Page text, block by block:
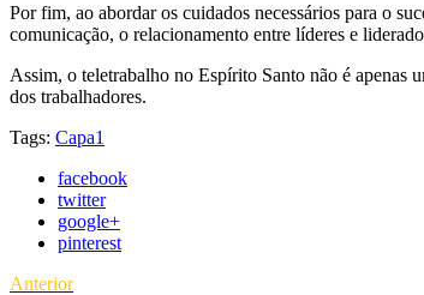
Por fim, ao abordar os cuidados necessários para o
comunicação, o relacionamento entre líderes e
Assim, o teletrabalho no Espírito Santo não é apenas
dos trabalhadores.
Tags: Capa1
facebook
twitter
google+
pinterest
Anterior